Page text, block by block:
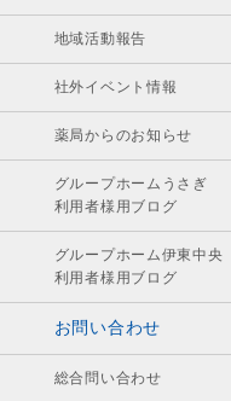
地域活動報告
社外イベント情報
薬局からのお知らせ
グループホームうさぎ
利用者様用ブログ
グループホーム伊東中央
利用者様用ブログ
お問い合わせ
総合問い合わせ